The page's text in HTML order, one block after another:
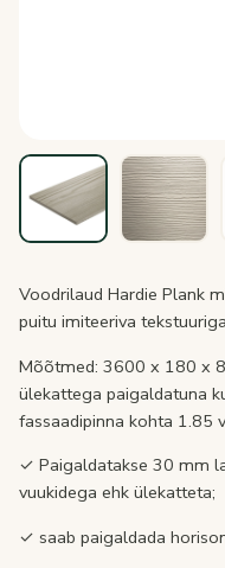
Voodrilaud Hardie Plank
puitu imiteeriva
Mõõtmed: 3600 x 180 x
ülekattega paigaldatuna
fassaadipinna kohta 1.85
✓ Paigaldatakse 30 mm
vuukidega ehk ülekatteta;
✓ saab paigaldada